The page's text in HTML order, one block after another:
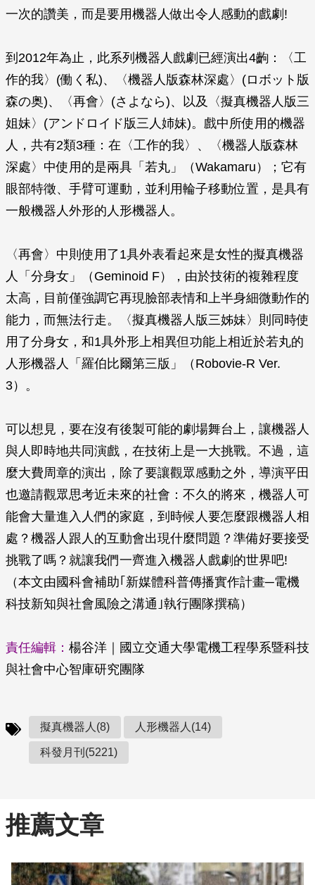
一次的讚美，而是要用機器人做出令人感動的戲劇!
到2012年為止，此系列機器人戲劇已經演出4齣：〈工
作的我〉(働く私)、〈機器人版森林深處〉(ロボット版
森の奥)、〈再會〉(さよなら)、以及〈擬真機器人版三
姐妹〉(アンドロイド版三人姉妹)。戲中所使用的機器
人，共有2類3種：在〈工作的我〉、〈機器人版森林
深處〉中使用的是兩具「若丸」（Wakamaru）；它有
眼部特徵、手臂可運動，並利用輪子移動位置，是具有
一般機器人外形的人形機器人。
〈再會〉中則使用了1具外表看起來是女性的擬真機器
人「分身女」（Geminoid F），由於技術的複雜程度
太高，目前僅強調它再現臉部表情和上半身細微動作的
能力，而無法行走。〈擬真機器人版三姊妹〉則同時使
用了分身女，和1具外形上相異但功能上相近於若丸的
人形機器人「羅伯比爾第三版」（Robovie-R Ver.
3）。
可以想見，要在沒有後製可能的劇場舞台上，讓機器人
與人即時地共同演戲，在技術上是一大挑戰。不過，這
麼大費周章的演出，除了要讓觀眾感動之外，導演平田
也邀請觀眾思考近未來的社會：不久的將來，機器人可
能會大量進入人們的家庭，到時候人要怎麼跟機器人相
處？機器人跟人的互動會出現什麼問題？準備好要接受
挑戰了嗎？就讓我們一齊進入機器人戲劇的世界吧!
（本文由國科會補助｢新媒體科普傳播實作計畫─電機
科技新知與社會風險之溝通｣執行團隊撰稿）
責任編輯： 楊谷洋｜國立交通大學電機工程學系暨科技
與社會中心智庫研究團隊
擬真機器人(8) 人形機器人(14)
科發月刊(5221)
推薦文章